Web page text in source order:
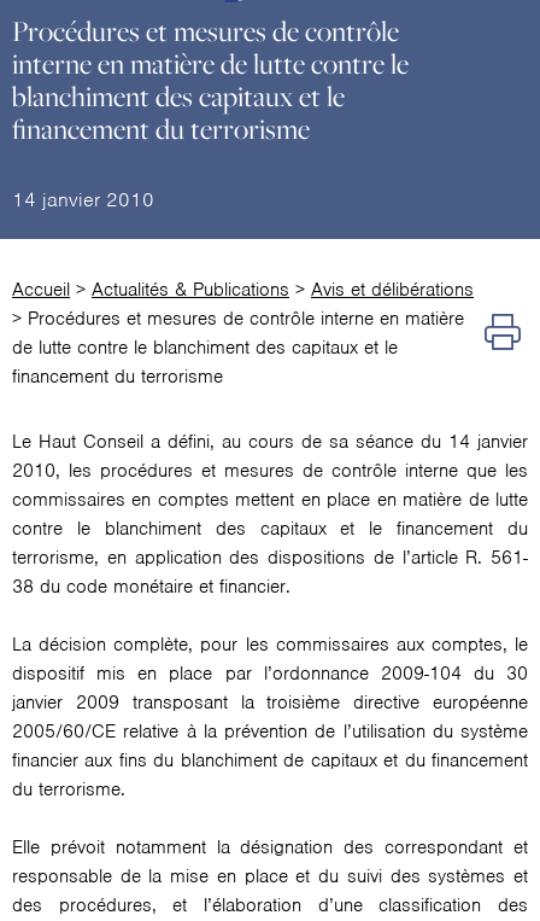
Procédures et mesures de contrôle
interne en matière de lutte contre le
blanchiment des capitaux et le
financement du terrorisme
14 janvier 2010
Accueil > Actualités & Publications > Avis et délibérations
> Procédures et mesures de contrôle interne en matière
de lutte contre le blanchiment des capitaux et le
financement du terrorisme
Le Haut Conseil a défini, au cours de sa séance du 14 janvier
2010, les procédures et mesures de contrôle interne que les
commissaires en comptes mettent en place en matière de lutte
contre le blanchiment des capitaux et le financement du
terrorisme, en application des dispositions de l’article R. 561-
38 du code monétaire et financier.
La décision complète, pour les commissaires aux comptes, le
dispositif mis en place par l’ordonnance 2009-104 du 30
janvier 2009 transposant la troisième directive européenne
2005/60/CE relative à la prévention de l’utilisation du système
financier aux fins du blanchiment de capitaux et du financement
du terrorisme.
Elle prévoit notamment la désignation des correspondant et
responsable de la mise en place et du suivi des systèmes et
des procédures, et l’élaboration d’une classification des